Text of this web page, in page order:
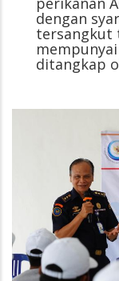
dengan
tersangkut
ditangkap